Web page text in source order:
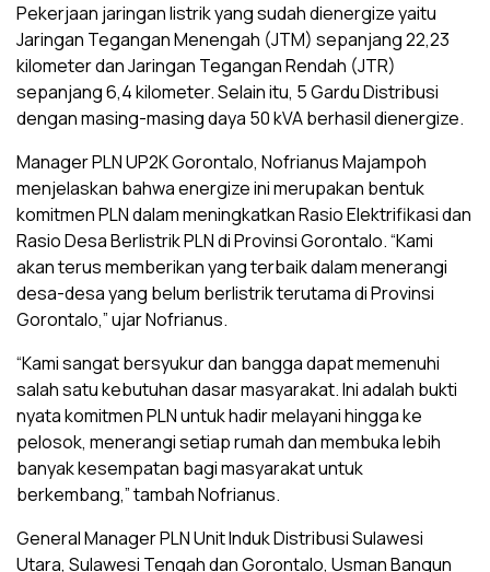
Pekerjaan jaringan listrik yang sudah dienergize yaitu
Jaringan Tegangan Menengah (JTM) sepanjang 22,23
kilometer dan Jaringan Tegangan Rendah (JTR)
sepanjang 6,4 kilometer. Selain itu, 5 Gardu Distribusi
dengan masing-masing daya 50 kVA berhasil dienergize.
Manager PLN UP2K Gorontalo, Nofrianus Majampoh
menjelaskan bahwa energize ini merupakan bentuk
komitmen PLN dalam meningkatkan Rasio Elektrifikasi dan
Rasio Desa Berlistrik PLN di Provinsi Gorontalo. “Kami
akan terus memberikan yang terbaik dalam menerangi
desa-desa yang belum berlistrik terutama di Provinsi
Gorontalo,” ujar Nofrianus.
“Kami sangat bersyukur dan bangga dapat memenuhi
salah satu kebutuhan dasar masyarakat. Ini adalah bukti
nyata komitmen PLN untuk hadir melayani hingga ke
pelosok, menerangi setiap rumah dan membuka lebih
banyak kesempatan bagi masyarakat untuk
berkembang,” tambah Nofrianus.
General Manager PLN Unit Induk Distribusi Sulawesi
Utara, Sulawesi Tengah dan Gorontalo, Usman Bangun